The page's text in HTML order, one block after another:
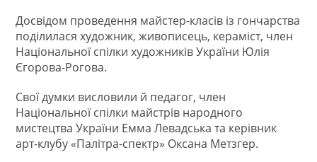
Досвідом проведення майстер-класів із гончарства
поділилася художник, живописець, кераміст, член
Національної спілки художників України Юлія
Єгорова-Рогова.
Свої думки висловили й педагог, член
Національної спілки майстрів народного
мистецтва України Емма Левадська та керівник
арт-клубу «Палітра-спектр» Оксана Метзгер.